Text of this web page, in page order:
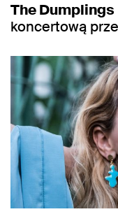
The Dumplings
koncertową